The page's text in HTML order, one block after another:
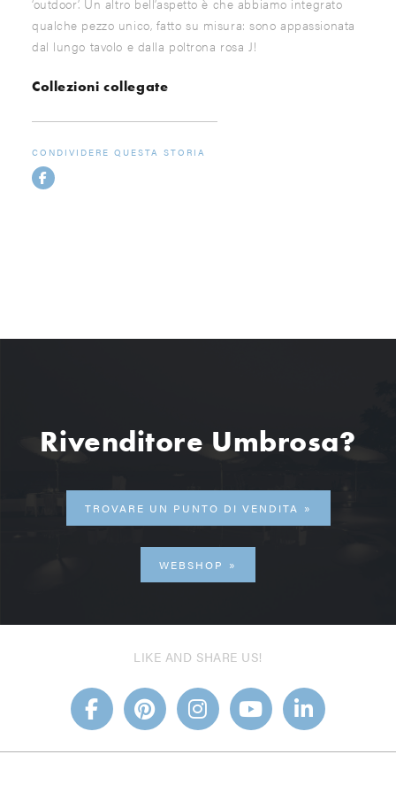
‘outdoor’. Un altro bell’aspetto è che abbiamo integrato
qualche pezzo unico, fatto su misura: sono appassionata
dal lungo tavolo e dalla poltrona rosa J!
Collezioni collegate
CONDIVIDERE QUESTA STORIA
Rivenditore Umbrosa?
TROVARE UN PUNTO DI VENDITA
WEBSHOP
LIKE AND SHARE US!